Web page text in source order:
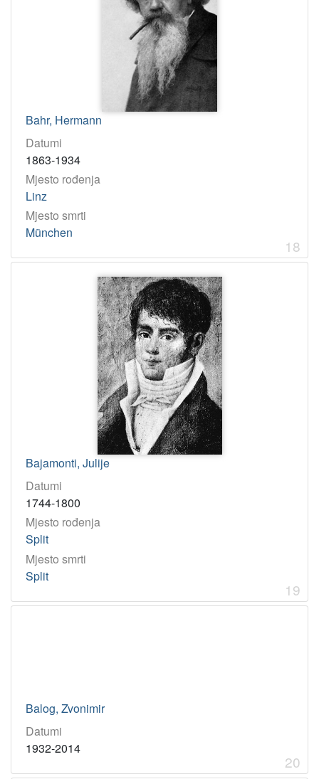
Bahr, Hermann
Datumi
1863-1934
Mjesto rođenja
Linz
Mjesto smrti
München
18
Bajamonti, Julije
Datumi
1744-1800
Mjesto rođenja
Split
Mjesto smrti
Split
19
Balog, Zvonimir
Datumi
1932-2014
20